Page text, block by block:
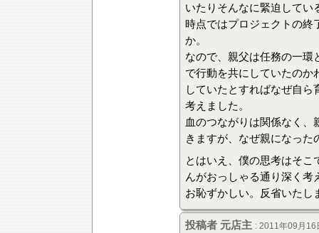
いたりそんなに緊迫してい
時点ではプロジェクトの終
か。
なので、親父は任務の一環
で行動を共にしていたのか
していたとすればなぜ自
考えました。
血のつながりは関係なく
きますが、なぜ親になっ
とはいえ、僕の思考はそ
んがおっしゃる通り深く考
お恥ずかしい。反省いたし
投稿者 元店主 : 2011年09月16